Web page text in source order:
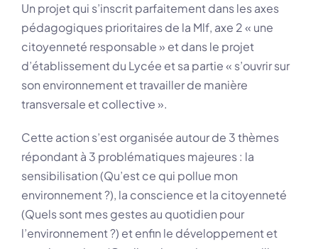
Un projet qui s’inscrit parfaitement dans les axes
pédagogiques prioritaires de la Mlf, axe 2 « une
citoyenneté responsable » et dans le projet
d’établissement du Lycée et sa partie « s’ouvrir sur
son environnement et travailler de manière
transversale et collective ».
Cette action s’est organisée autour de 3 thèmes
répondant à 3 problématiques majeures : la
sensibilisation (Qu’est ce qui pollue mon
environnement ?), la conscience et la citoyenneté
(Quels sont mes gestes au quotidien pour
l’environnement ?) et enfin le développement et